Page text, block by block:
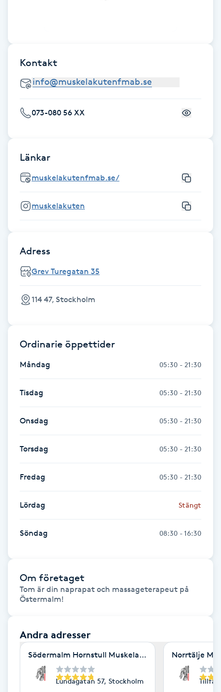
Fransar
Fransborttagning
Fransfärgning
Fransförlängning Megavolym
Fransförlängning Volym
Fransk manikyr
Frekvensterapi
Friskvårdsmassage
Frisör
Funktionsanalys
Färgning
Föning
Gel naglar
Gelenaglar
Gellack med förstärkning
Gravidmassage
Gruppträning
Gua Sha-massage
Kontakt
073-080 56 XX
Länkar
muskelakutenfmab.se/
muskelakuten
Adress
Grev Turegatan 35
114 47, Stockholm
Ordinarie öppettider
Måndag 05:30 - 21:30
Tisdag 05:30 - 21:30
Onsdag 05:30 - 21:30
Torsdag 05:30 - 21:30
Fredag 05:30 - 21:30
Lördag Stängt
Söndag 08:30 - 16:30
Om företaget
Tom är din naprapat och massageterapeut på
Östermalm!
Andra adresser
Södermalm Hornstull Muskelakuten
Lundagatan 57, Stockholm
Norrtälje